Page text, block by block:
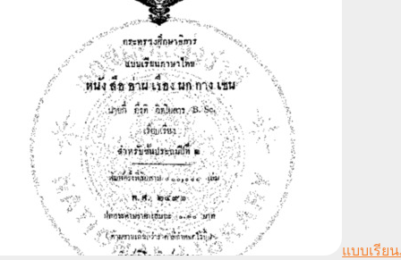
แบบเรีย